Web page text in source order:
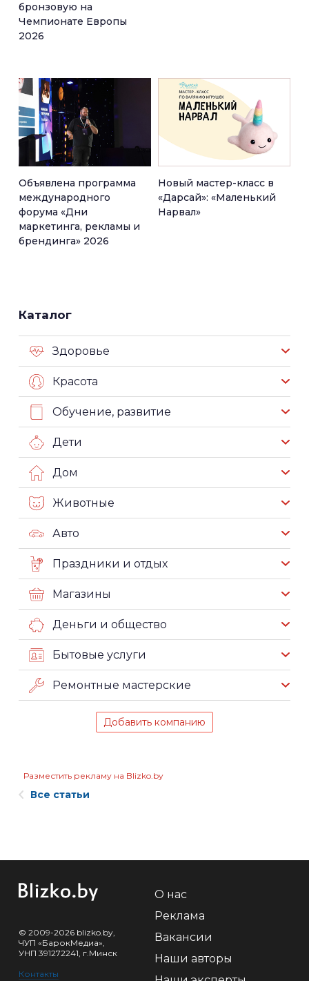
бронзовую на
Чемпионате Европы
2026
Объявлена программа
международного
форума «Дни
маркетинга, рекламы и
брендинга» 2026
Новый мастер-класс в
«Дарсай»: «Маленький
Нарвал»
Каталог
Здоровье
Красота
Обучение, развитие
Дети
Дом
Животные
Авто
Праздники и отдых
Магазины
Деньги и общество
Бытовые услуги
Ремонтные мастерские
Добавить компанию
Разместить рекламу на Blizko.by
Все статьи
© 2009-2026 blizko.by,
ЧУП «БарокМедиа»,
УНП 391272241, г.Минск
Контакты
О нас
Реклама
Вакансии
Наши авторы